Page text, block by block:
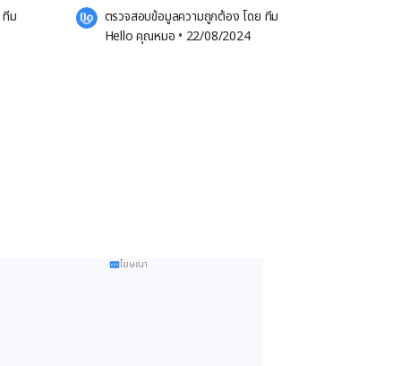
ทีม
ตรวจสอบข้อมูลความถูกต้อง โดย ทีม
Hello คุณหมอ • 22/08/2024
โฆษณา